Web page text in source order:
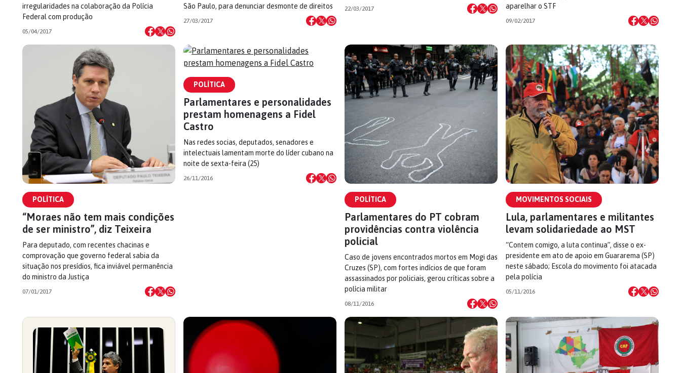
irregularidades na colaboração da Polícia
Federal com produção
05/04/2017
São Paulo, para denunciar desmonte de direitos
27/03/2017
22/03/2017
aparelhar o STF
09/02/2017
POLÍTICA
“Moraes não tem mais condições
de ser ministro”, diz Teixeira
Para deputado, com recentes chacinas e
comprovação que governo federal sabia da
situação nos presídios, fica inviável permanência
do ministro da Justiça
07/01/2017
POLÍTICA
Parlamentares e personalidades
prestam homenagens a Fidel
Castro
Nas redes socias, deputados, senadores e
intelectuais lamentam morte do líder cubano na
noite de sexta-feira (25)
26/11/2016
POLÍTICA
Parlamentares do PT cobram
providências contra violência
policial
Caso de jovens encontrados mortos em Mogi das
Cruzes (SP), com fortes indícios de que foram
assassinados por policiais, gerou críticas sobre a
polícia militar
08/11/2016
MOVIMENTOS SOCIAIS
Lula, parlamentares e militantes
levam solidariedade ao MST
“Contem comigo, a luta continua”, disse o ex-
presidente em ato de apoio em Guararema (SP)
neste sábado; Escola do movimento foi atacada
pela polícia
05/11/2016